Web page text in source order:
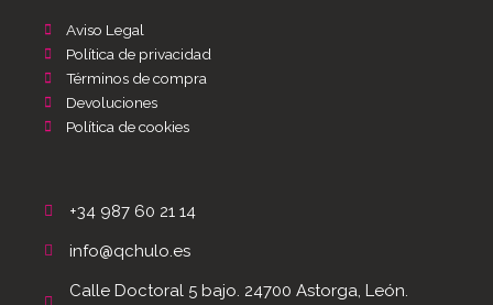
Aviso Legal
Política de privacidad
Términos de compra
Devoluciones
Política de cookies
+34 987 60 21 14
info@qchulo.es
Calle Doctoral 5 bajo. 24700 Astorga, León.